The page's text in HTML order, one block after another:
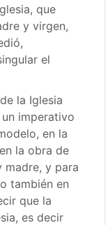
que
y virgen,
el
la Iglesia
imperativo
en la
la obra de
madre, y para
también en
que la
es decir